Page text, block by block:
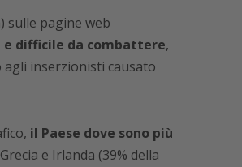
sulle pagine web
e difficile da combattere,
agli inserzionisti causato
il Paese dove sono più
e Irlanda (39% della